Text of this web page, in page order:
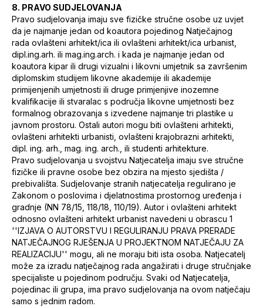
8. PRAVO SUDJELOVANJA
Pravo sudjelovanja imaju sve fizičke stručne osobe uz uvjet
da je najmanje jedan od koautora pojedinog Natječajnog
rada ovlašteni arhitekt/ica ili ovlašteni arhitekt/ica urbanist,
dipl.ing.arh. ili mag.ing.arch. i kada je najmanje jedan od
koautora kipar ili drugi vizualni i likovni umjetnik sa završenim
diplomskim studijem likovne akademije ili akademije
primijenjenih umjetnosti ili druge primjenjive inozemne
kvalifikacije ili stvaralac s područja likovne umjetnosti bez
formalnog obrazovanja s izvedene najmanje tri plastike u
javnom prostoru. Ostali autori mogu biti ovlašteni arhitekti,
ovlašteni arhitekti urbanisti, ovlašteni krajobrazni arhitekti,
dipl. ing. arh., mag. ing. arch., ili studenti arhitekture.
Pravo sudjelovanja u svojstvu Natjecatelja imaju sve stručne
fizičke ili pravne osobe bez obzira na mjesto sjedišta /
prebivališta. Sudjelovanje stranih natjecatelja regulirano je
Zakonom o poslovima i djelatnostima prostornog uređenja i
gradnje (NN 78/15, 118/18, 110/19). Autor i ovlašteni arhitekt
odnosno ovlašteni arhitekt urbanist navedeni u obrascu 1
''IZJAVA O AUTORSTVU I REGULIRANJU PRAVA PRERADE
NATJEČAJNOG RJEŠENJA U PROJEKTNOM NATJEČAJU ZA
REALIZACIJU'' mogu, ali ne moraju biti ista osoba. Natjecatelj
može za izradu natječajnog rada angažirati i druge stručnjake
specijaliste u pojedinom području. Svaki od Natjecatelja,
pojedinac ili grupa, ima pravo sudjelovanja na ovom natječaju
samo s jednim radom.